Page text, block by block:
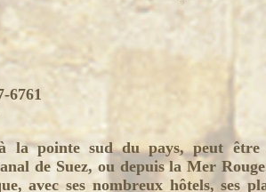
6761
la pointe sud du pays, peut être
de Suez, ou depuis la Mer
avec ses nombreux hôtels, ses